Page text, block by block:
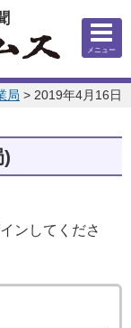
メニュー
局 > 2019年4月16日
)
ンしてくださ